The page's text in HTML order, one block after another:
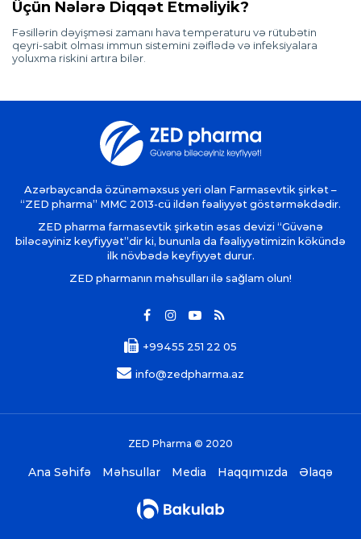
Üçün Nələrə Diqqət Etməliyik?
Fəsillərin dəyişməsi zamanı hava temperaturu və rütubətin
qeyri-sabit olması immun sistemini zəiflədə və infeksiyalara
yoluxma riskini artıra bilər.
Azərbaycanda özünəməxsus yeri olan Farmasevtik şirkət –
“ZED pharma” MMC 2013-cü ildən fəaliyyət göstərməkdədir.
ZED pharma farmasevtik şirkətin əsas devizi “Güvənə
biləcəyiniz keyfiyyət”dir ki, bununla da fəaliyyətimizin kökündə
ilk növbədə keyfiyyət durur.
ZED pharmanın məhsulları ilə sağlam olun!
+99455 251 22 05
info@zedpharma.az
ZED Pharma © 2020
Ana Səhifə Məhsullar Media Haqqımızda Əlaqə